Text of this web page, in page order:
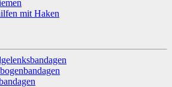
mit Haken